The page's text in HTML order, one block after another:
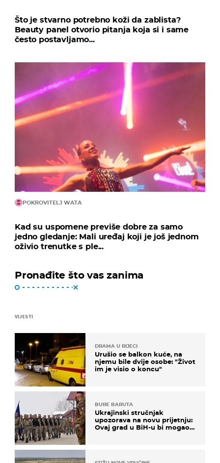
Što je stvarno potrebno koži da zablista?
Beauty panel otvorio pitanja koja si i same
često postavljamo...
POKROVITELJ WATA
Kad su uspomene previše dobre za samo
jedno gledanje: Mali uređaj koji je još jednom
oživio trenutke s ple...
Pronađite što vas zanima
VIJESTI
DRAMA U RIJECI
Urušio se balkon kuće, na
njemu bile dvije osobe: "Život
im je visio o koncu"
BURE BARUTA
Ukrajinski stručnjak
upozorava na novu prijetnju:
Ovaj grad u BiH-u bi mogao